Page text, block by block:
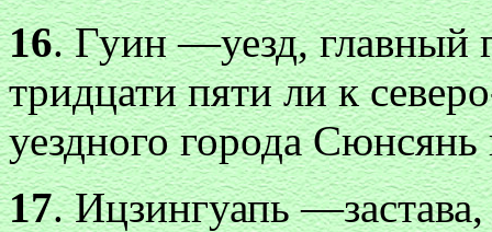
16. Гуин —уезд, главный
тридцати пяти ли к
уездного города
17. Ицзингуапь